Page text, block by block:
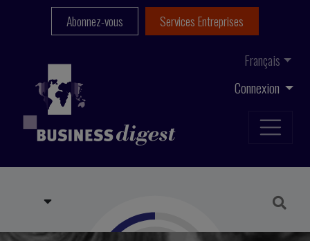
Connexion
Français
Abonnez-vous Services Entreprises